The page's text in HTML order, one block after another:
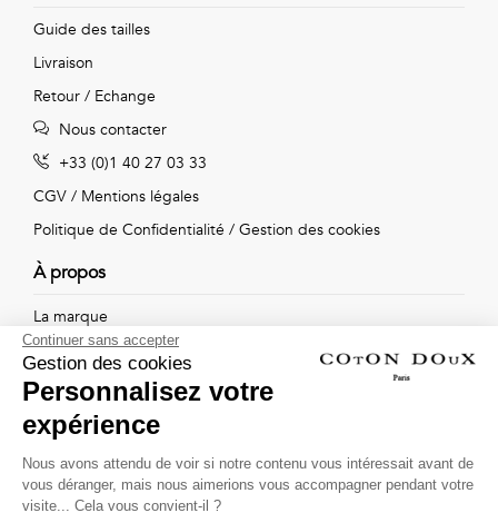
Guide des tailles
Livraison
Retour / Echange
Nous contacter
+33 (0)1 40 27 03 33
CGV / Mentions légales
Politique de Confidentialité / Gestion des cookies
À propos
La marque
Nos boutiques
Suivez-nous !
Recevez par email l'actualité de Coton Doux : nouvelles
Continuer sans accepter
Gestion des cookies
Personnalisez votre
expérience
Nous avons attendu de voir si notre contenu vous intéressait avant de
vous déranger, mais nous aimerions vous accompagner pendant votre
visite... Cela vous convient-il ?